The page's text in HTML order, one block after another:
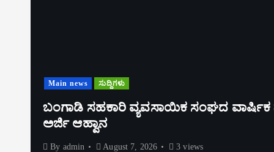
Main news ಸುದ್ದಿಗಳು
ಬಂಗಾಡಿ ಸಹಕಾರಿ ವ್ಯವಸಾಯಿಕ ಸಂಘದ ವಾರ್ಷಿಕ
ಅರ್ಜಿ ಆಹ್ವಾನ
By admin August 7, 2026 3 views